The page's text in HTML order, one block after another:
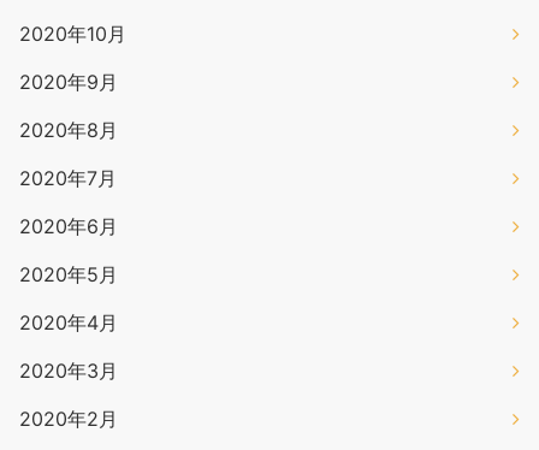
2020年10月
2020年9月
2020年8月
2020年7月
2020年6月
2020年5月
2020年4月
2020年3月
2020年2月